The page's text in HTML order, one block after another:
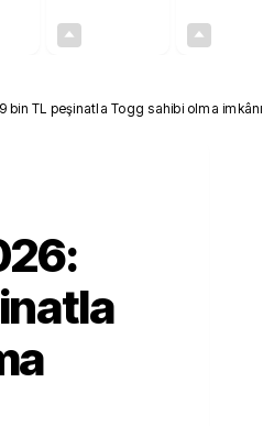
bin TL peşinatla Togg sahibi olma imkânı